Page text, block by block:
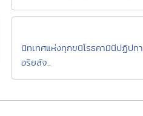
นิทเทศแห่งทุกขนิโรธคามินีปฏิปทา
อริยสัจ..